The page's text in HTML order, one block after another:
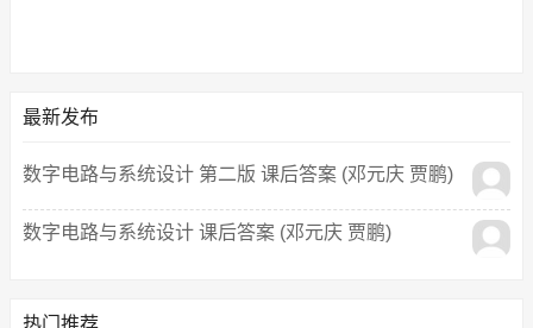
最新发布
数字电路与系统设计 第二版 课后答案 (邓元庆 贾鹏)
数字电路与系统设计 课后答案 (邓元庆 贾鹏)
热门推荐